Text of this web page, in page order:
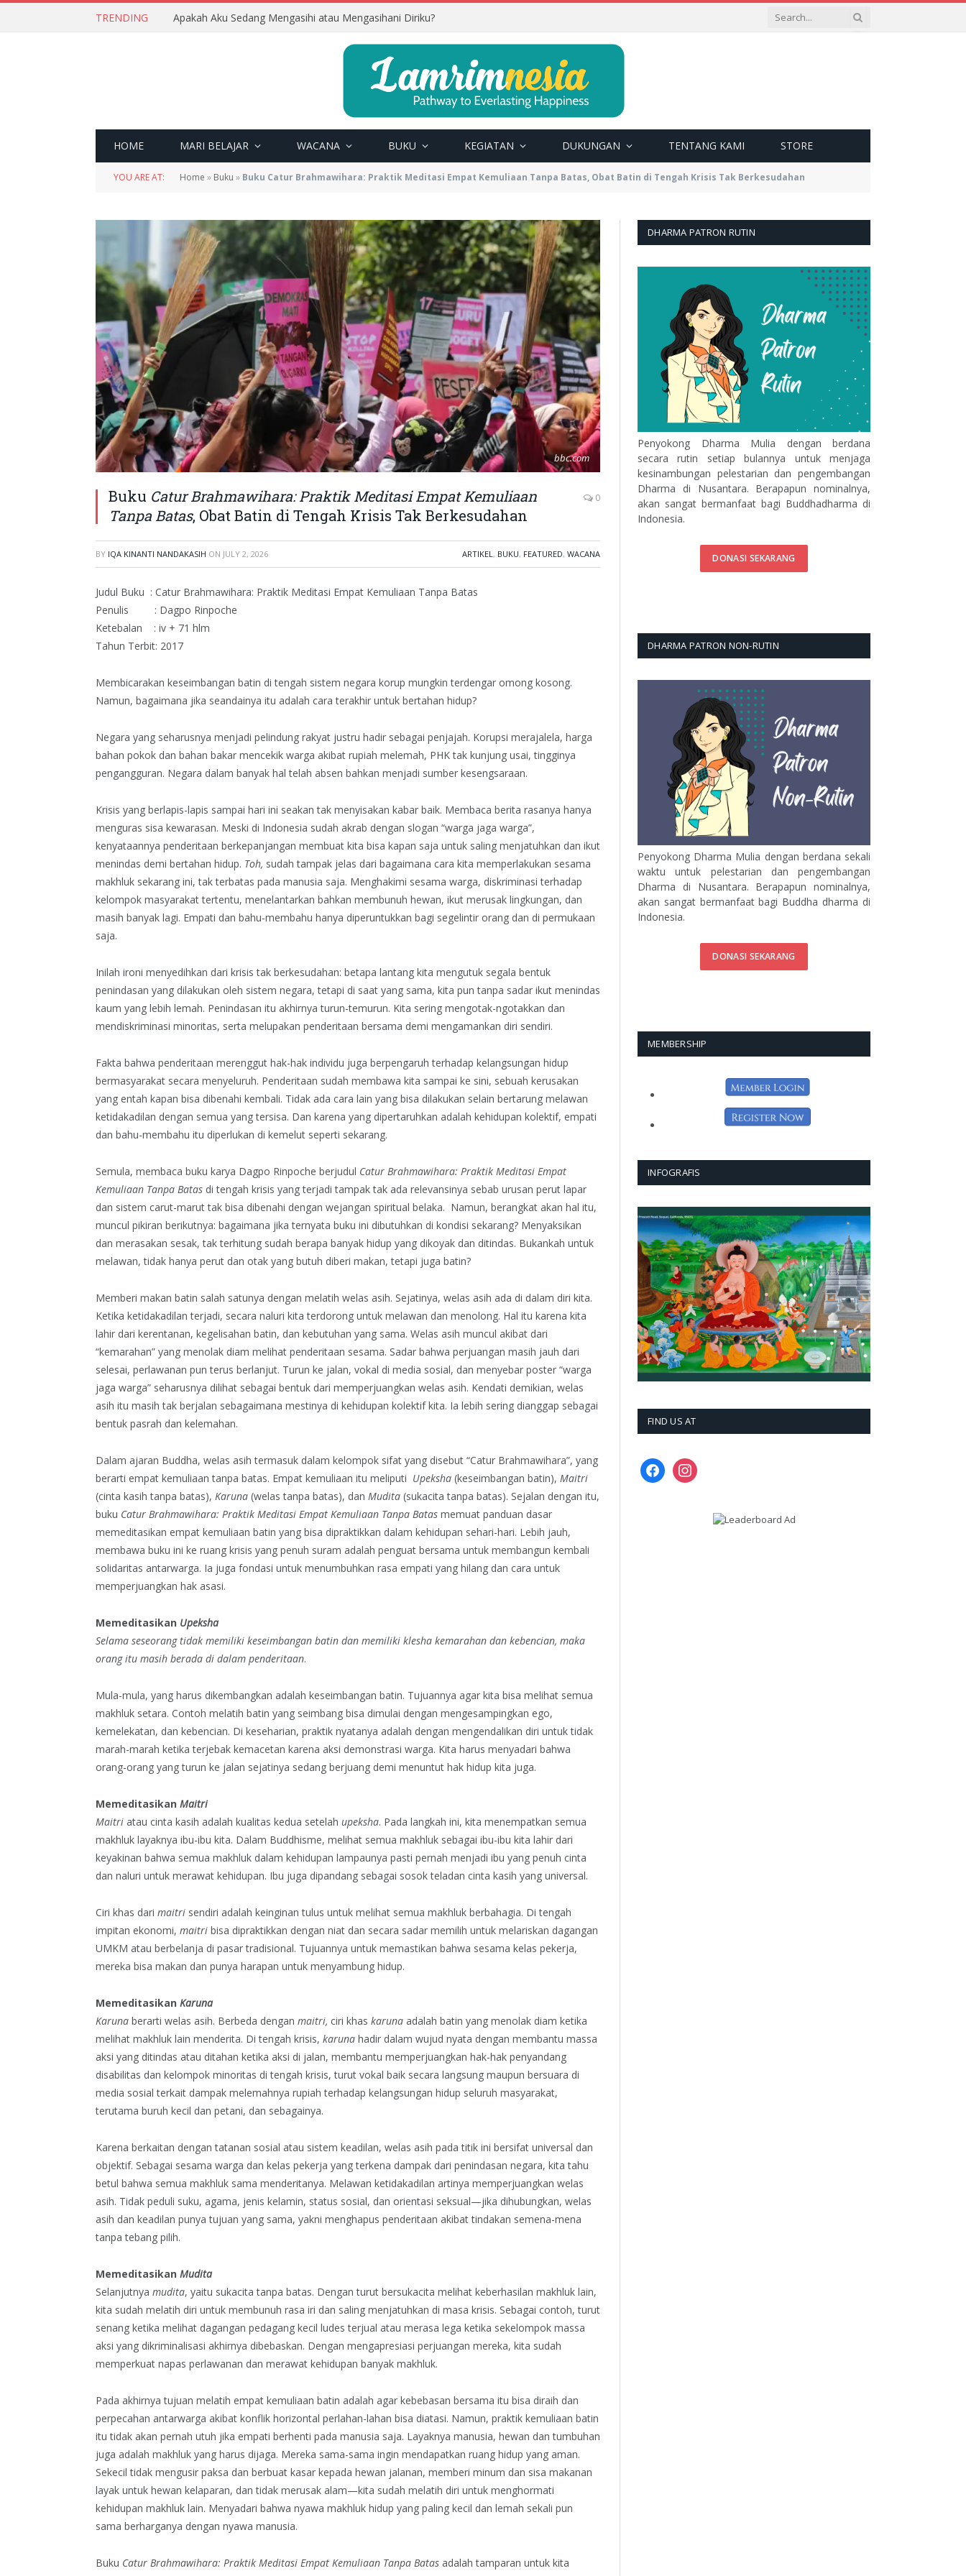
TRENDING Apakah Aku Sedang Mengasihi atau Mengasihani Diriku?
HOME MARI BELAJAR WACANA BUKU KEGIATAN DUKUNGAN TENTANG KAMI STORE
YOU ARE AT: Home » Buku » Buku Catur Brahmawihara: Praktik Meditasi Empat Kemuliaan Tanpa Batas, Obat Batin di Tengah Krisis Tak Berkesudahan
bbc.com
Buku Catur Brahmawihara: Praktik Meditasi Empat Kemuliaan
Tanpa Batas, Obat Batin di Tengah Krisis Tak Berkesudahan
0
BY IQA KINANTI NANDAKASIH ON JULY 2, 2026 ARTIKEL, BUKU, FEATURED, WACANA
Judul Buku : Catur Brahmawihara: Praktik Meditasi Empat Kemuliaan Tanpa Batas
Penulis : Dagpo Rinpoche
Ketebalan : iv + 71 hlm
Tahun Terbit: 2017
Membicarakan keseimbangan batin di tengah sistem negara korup mungkin terdengar omong kosong.
Namun, bagaimana jika seandainya itu adalah cara terakhir untuk bertahan hidup?
Negara yang seharusnya menjadi pelindung rakyat justru hadir sebagai penjajah. Korupsi merajalela, harga
bahan pokok dan bahan bakar mencekik warga akibat rupiah melemah, PHK tak kunjung usai, tingginya
pengangguran. Negara dalam banyak hal telah absen bahkan menjadi sumber kesengsaraan.
Krisis yang berlapis-lapis sampai hari ini seakan tak menyisakan kabar baik. Membaca berita rasanya hanya
menguras sisa kewarasan. Meski di Indonesia sudah akrab dengan slogan “warga jaga warga”,
kenyataannya penderitaan berkepanjangan membuat kita bisa kapan saja untuk saling menjatuhkan dan ikut
menindas demi bertahan hidup. Toh, sudah tampak jelas dari bagaimana cara kita memperlakukan sesama
makhluk sekarang ini, tak terbatas pada manusia saja. Menghakimi sesama warga, diskriminasi terhadap
kelompok masyarakat tertentu, menelantarkan bahkan membunuh hewan, ikut merusak lingkungan, dan
masih banyak lagi. Empati dan bahu-membahu hanya diperuntukkan bagi segelintir orang dan di permukaan
saja.
Inilah ironi menyedihkan dari krisis tak berkesudahan: betapa lantang kita mengutuk segala bentuk
penindasan yang dilakukan oleh sistem negara, tetapi di saat yang sama, kita pun tanpa sadar ikut menindas
kaum yang lebih lemah. Penindasan itu akhirnya turun-temurun. Kita sering mengotak-ngotakkan dan
mendiskriminasi minoritas, serta melupakan penderitaan bersama demi mengamankan diri sendiri.
Fakta bahwa penderitaan merenggut hak-hak individu juga berpengaruh terhadap kelangsungan hidup
bermasyarakat secara menyeluruh. Penderitaan sudah membawa kita sampai ke sini, sebuah kerusakan
yang entah kapan bisa dibenahi kembali. Tidak ada cara lain yang bisa dilakukan selain bertarung melawan
ketidakadilan dengan semua yang tersisa. Dan karena yang dipertaruhkan adalah kehidupan kolektif, empati
dan bahu-membahu itu diperlukan di kemelut seperti sekarang.
Semula, membaca buku karya Dagpo Rinpoche berjudul Catur Brahmawihara: Praktik Meditasi Empat
Kemuliaan Tanpa Batas di tengah krisis yang terjadi tampak tak ada relevansinya sebab urusan perut lapar
dan sistem carut-marut tak bisa dibenahi dengan wejangan spiritual belaka. Namun, berangkat akan hal itu,
muncul pikiran berikutnya: bagaimana jika ternyata buku ini dibutuhkan di kondisi sekarang? Menyaksikan
dan merasakan sesak, tak terhitung sudah berapa banyak hidup yang dikoyak dan ditindas. Bukankah untuk
melawan, tidak hanya perut dan otak yang butuh diberi makan, tetapi juga batin?
Memberi makan batin salah satunya dengan melatih welas asih. Sejatinya, welas asih ada di dalam diri kita.
Ketika ketidakadilan terjadi, secara naluri kita terdorong untuk melawan dan menolong. Hal itu karena kita
lahir dari kerentanan, kegelisahan batin, dan kebutuhan yang sama. Welas asih muncul akibat dari
“kemarahan” yang menolak diam melihat penderitaan sesama. Sadar bahwa perjuangan masih jauh dari
selesai, perlawanan pun terus berlanjut. Turun ke jalan, vokal di media sosial, dan menyebar poster “warga
jaga warga” seharusnya dilihat sebagai bentuk dari memperjuangkan welas asih. Kendati demikian, welas
asih itu masih tak berjalan sebagaimana mestinya di kehidupan kolektif kita. Ia lebih sering dianggap sebagai
bentuk pasrah dan kelemahan.
Dalam ajaran Buddha, welas asih termasuk dalam kelompok sifat yang disebut “Catur Brahmawihara”, yang
berarti empat kemuliaan tanpa batas. Empat kemuliaan itu meliputi Upeksha (keseimbangan batin), Maitri
(cinta kasih tanpa batas), Karuna (welas tanpa batas), dan Mudita (sukacita tanpa batas). Sejalan dengan itu,
buku Catur Brahmawihara: Praktik Meditasi Empat Kemuliaan Tanpa Batas memuat panduan dasar
memeditasikan empat kemuliaan batin yang bisa dipraktikkan dalam kehidupan sehari-hari. Lebih jauh,
membawa buku ini ke ruang krisis yang penuh suram adalah penguat bersama untuk membangun kembali
solidaritas antarwarga. Ia juga fondasi untuk menumbuhkan rasa empati yang hilang dan cara untuk
memperjuangkan hak asasi.
Memeditasikan Upeksha
Selama seseorang tidak memiliki keseimbangan batin dan memiliki klesha kemarahan dan kebencian, maka
orang itu masih berada di dalam penderitaan.
Mula-mula, yang harus dikembangkan adalah keseimbangan batin. Tujuannya agar kita bisa melihat semua
makhluk setara. Contoh melatih batin yang seimbang bisa dimulai dengan mengesampingkan ego,
kemelekatan, dan kebencian. Di keseharian, praktik nyatanya adalah dengan mengendalikan diri untuk tidak
marah-marah ketika terjebak kemacetan karena aksi demonstrasi warga. Kita harus menyadari bahwa
orang-orang yang turun ke jalan sejatinya sedang berjuang demi menuntut hak hidup kita juga.
Memeditasikan Maitri
Maitri atau cinta kasih adalah kualitas kedua setelah upeksha. Pada langkah ini, kita menempatkan semua
makhluk layaknya ibu-ibu kita. Dalam Buddhisme, melihat semua makhluk sebagai ibu-ibu kita lahir dari
keyakinan bahwa semua makhluk dalam kehidupan lampaunya pasti pernah menjadi ibu yang penuh cinta
dan naluri untuk merawat kehidupan. Ibu juga dipandang sebagai sosok teladan cinta kasih yang universal.
Ciri khas dari maitri sendiri adalah keinginan tulus untuk melihat semua makhluk berbahagia. Di tengah
impitan ekonomi, maitri bisa dipraktikkan dengan niat dan secara sadar memilih untuk melariskan dagangan
UMKM atau berbelanja di pasar tradisional. Tujuannya untuk memastikan bahwa sesama kelas pekerja,
mereka bisa makan dan punya harapan untuk menyambung hidup.
Memeditasikan Karuna
Karuna berarti welas asih. Berbeda dengan maitri, ciri khas karuna adalah batin yang menolak diam ketika
melihat makhluk lain menderita. Di tengah krisis, karuna hadir dalam wujud nyata dengan membantu massa
aksi yang ditindas atau ditahan ketika aksi di jalan, membantu memperjuangkan hak-hak penyandang
disabilitas dan kelompok minoritas di tengah krisis, turut vokal baik secara langsung maupun bersuara di
media sosial terkait dampak melemahnya rupiah terhadap kelangsungan hidup seluruh masyarakat,
terutama buruh kecil dan petani, dan sebagainya.
Karena berkaitan dengan tatanan sosial atau sistem keadilan, welas asih pada titik ini bersifat universal dan
objektif. Sebagai sesama warga dan kelas pekerja yang terkena dampak dari penindasan negara, kita tahu
betul bahwa semua makhluk sama menderitanya. Melawan ketidakadilan artinya memperjuangkan welas
asih. Tidak peduli suku, agama, jenis kelamin, status sosial, dan orientasi seksual—jika dihubungkan, welas
asih dan keadilan punya tujuan yang sama, yakni menghapus penderitaan akibat tindakan semena-mena
tanpa tebang pilih.
Memeditasikan Mudita
Selanjutnya mudita, yaitu sukacita tanpa batas. Dengan turut bersukacita melihat keberhasilan makhluk lain,
kita sudah melatih diri untuk membunuh rasa iri dan saling menjatuhkan di masa krisis. Sebagai contoh, turut
senang ketika melihat dagangan pedagang kecil ludes terjual atau merasa lega ketika sekelompok massa
aksi yang dikriminalisasi akhirnya dibebaskan. Dengan mengapresiasi perjuangan mereka, kita sudah
memperkuat napas perlawanan dan merawat kehidupan banyak makhluk.
Pada akhirnya tujuan melatih empat kemuliaan batin adalah agar kebebasan bersama itu bisa diraih dan
perpecahan antarwarga akibat konflik horizontal perlahan-lahan bisa diatasi. Namun, praktik kemuliaan batin
itu tidak akan pernah utuh jika empati berhenti pada manusia saja. Layaknya manusia, hewan dan tumbuhan
juga adalah makhluk yang harus dijaga. Mereka sama-sama ingin mendapatkan ruang hidup yang aman.
Sekecil tidak mengusir paksa dan berbuat kasar kepada hewan jalanan, memberi minum dan sisa makanan
layak untuk hewan kelaparan, dan tidak merusak alam—kita sudah melatih diri untuk menghormati
kehidupan makhluk lain. Menyadari bahwa nyawa makhluk hidup yang paling kecil dan lemah sekali pun
sama berharganya dengan nyawa manusia.
Buku Catur Brahmawihara: Praktik Meditasi Empat Kemuliaan Tanpa Batas adalah tamparan untuk kita
DHARMA PATRON RUTIN
Penyokong Dharma Mulia dengan berdana
secara rutin setiap bulannya untuk menjaga
kesinambungan pelestarian dan pengembangan
Dharma di Nusantara. Berapapun nominalnya,
akan sangat bermanfaat bagi Buddhadharma di
Indonesia.
DONASI SEKARANG
DHARMA PATRON NON-RUTIN
Penyokong Dharma Mulia dengan berdana sekali
waktu untuk pelestarian dan pengembangan
Dharma di Nusantara. Berapapun nominalnya,
akan sangat bermanfaat bagi Buddha dharma di
Indonesia.
DONASI SEKARANG
MEMBERSHIP
INFOGRAFIS
FIND US AT
facebookinstagram